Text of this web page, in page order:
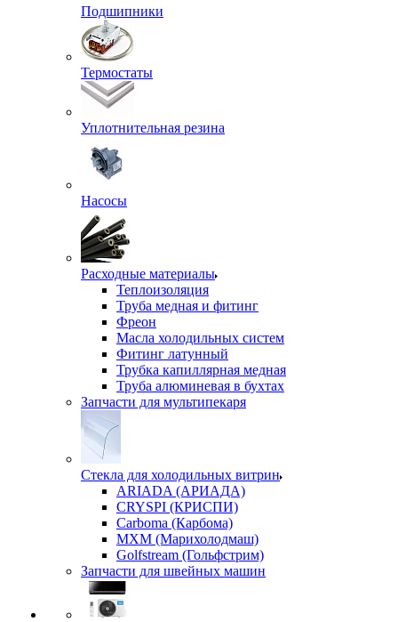
Подшипники
Термостаты
Уплотнительная резина
Насосы
Расходные материалы
Теплоизоляция
Труба медная и фитинг
Фреон
Масла холодильных систем
Фитинг латунный
Трубка капиллярная медная
Труба алюминевая в бухтах
Запчасти для мультипекаря
Стекла для холодильных витрин
ARIADA (АРИАДА)
CRYSPI (КРИСПИ)
Carboma (Карбома)
MXM (Марихолодмаш)
Golfstream (Гольфстрим)
Запчасти для швейных машин